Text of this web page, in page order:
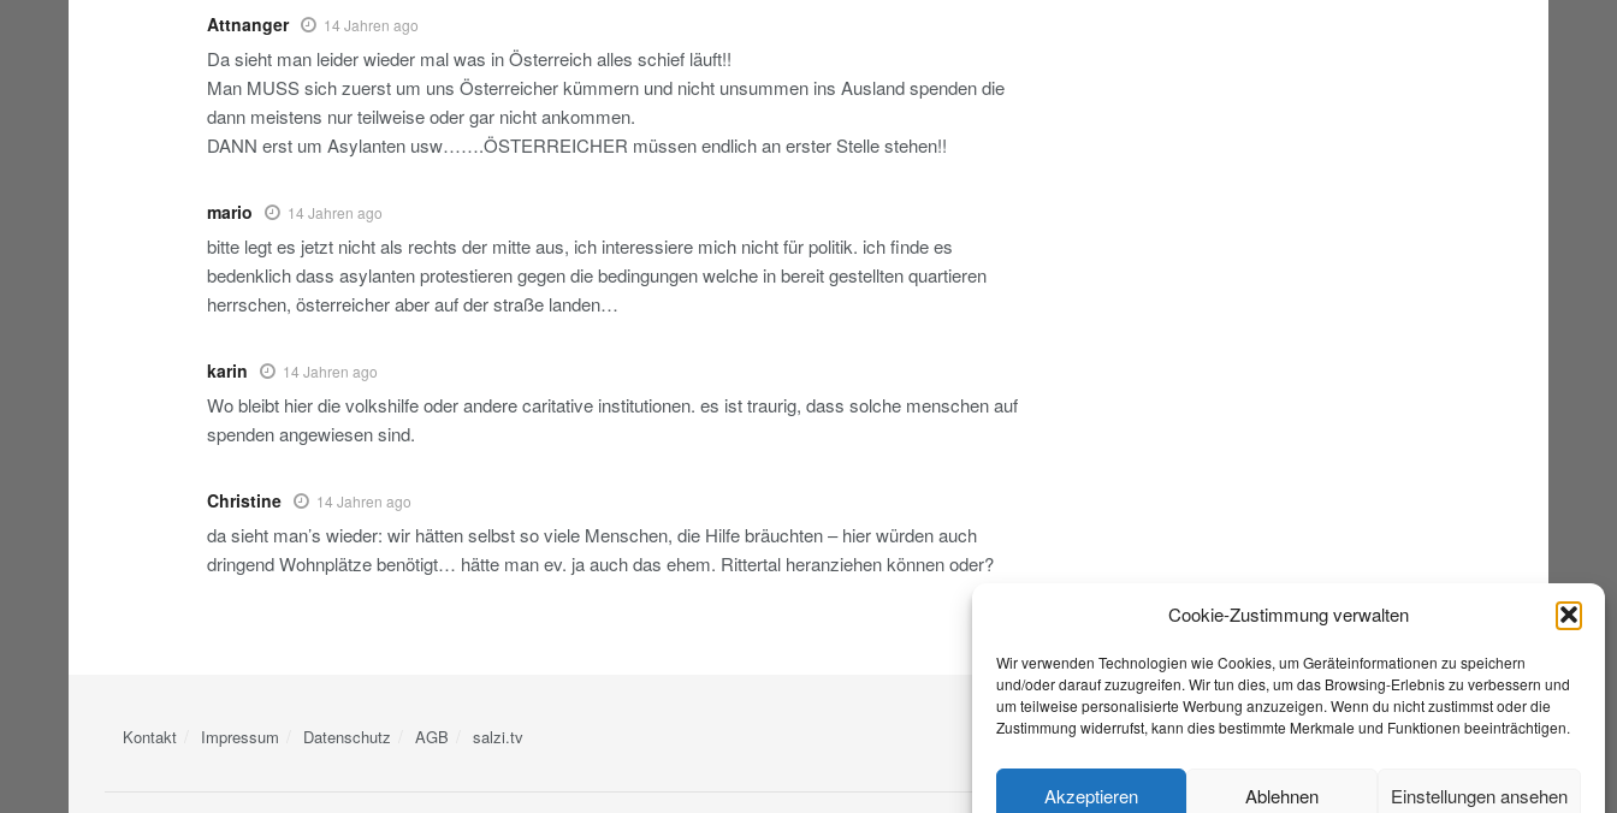
Cookie-Zustimmung verwalten
Wir verwenden Technologien wie Cookies, um Geräteinformationen zu speichern
und/oder darauf zuzugreifen. Wir tun dies, um das Browsing-Erlebnis zu verbessern und
um teilweise personalisierte Werbung anzuzeigen. Wenn du nicht zustimmst oder die
Zustimmung widerrufst, kann dies bestimmte Merkmale und Funktionen beeinträchtigen.
Akzeptieren Ablehnen Einstellungen ansehen
Attnanger 14 Jahren ago
Da sieht man leider wieder mal was in Österreich alles schief läuft!!
Man MUSS sich zuerst um uns Österreicher kümmern und nicht unsummen ins Ausland spenden die
dann meistens nur teilweise oder gar nicht ankommen.
DANN erst um Asylanten usw…….ÖSTERREICHER müssen endlich an erster Stelle stehen!!
mario 14 Jahren ago
bitte legt es jetzt nicht als rechts der mitte aus, ich interessiere mich nicht für politik. ich finde es
bedenklich dass asylanten protestieren gegen die bedingungen welche in bereit gestellten quartieren
herrschen, österreicher aber auf der straße landen…
karin 14 Jahren ago
Wo bleibt hier die volkshilfe oder andere caritative institutionen. es ist traurig, dass solche menschen auf
spenden angewiesen sind.
Christine 14 Jahren ago
da sieht man’s wieder: wir hätten selbst so viele Menschen, die Hilfe bräuchten – hier würden auch
dringend Wohnplätze benötigt… hätte man ev. ja auch das ehem. Rittertal heranziehen können oder?
Kontakt Impressum Datenschutz AGB salzi.tv